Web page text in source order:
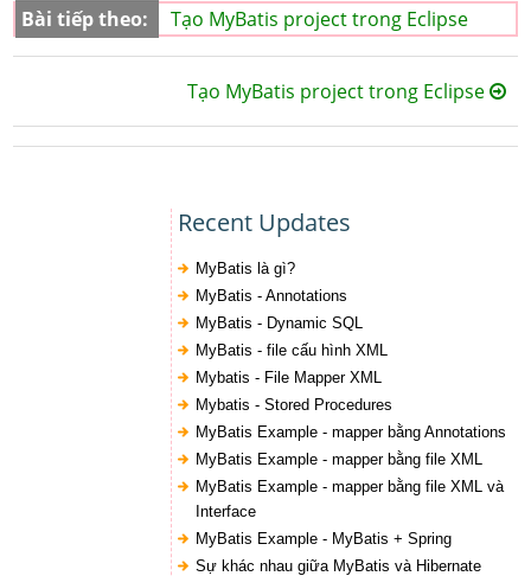
Bài tiếp theo:
Tạo MyBatis project trong Eclipse
Tạo MyBatis project trong Eclipse
Recent Updates
MyBatis là gì?
MyBatis - Annotations
MyBatis - Dynamic SQL
MyBatis - file cấu hình XML
Mybatis - File Mapper XML
Mybatis - Stored Procedures
MyBatis Example - mapper bằng Annotations
MyBatis Example - mapper bằng file XML
MyBatis Example - mapper bằng file XML và
Interface
MyBatis Example - MyBatis + Spring
Sự khác nhau giữa MyBatis và Hibernate